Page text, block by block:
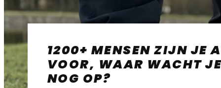
1200+ MENSEN ZIJN JE
VOOR, WAAR WACHT JE
NOG OP?